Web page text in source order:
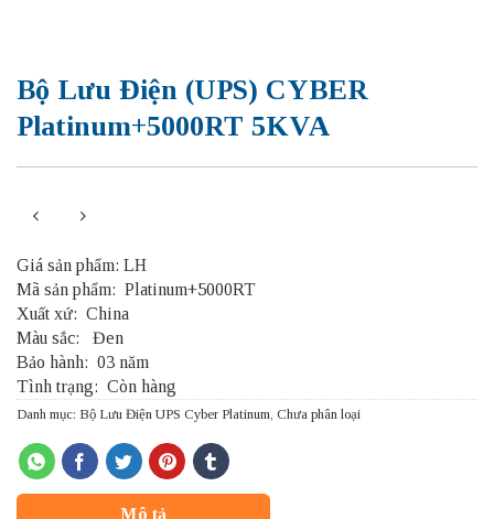
Bộ Lưu Điện (UPS) CYBER
Platinum+5000RT 5KVA
Giá sản phẩm: LH
Mã sản phẩm: Platinum+5000RT
Xuất xứ: China
Màu sắc: Đen
Bảo hành: 03 năm
Tình trạng: Còn hàng
Danh mục: Bộ Lưu Điện UPS Cyber Platinum Chưa phân loại
Mô tả